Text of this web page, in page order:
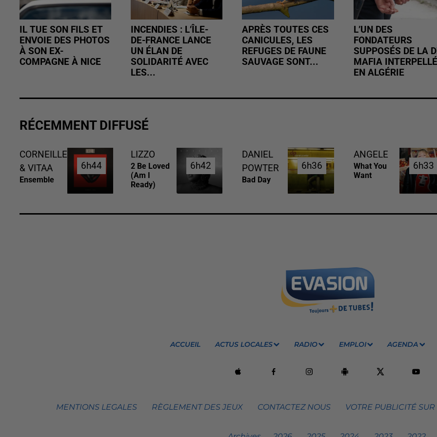
IL TUE SON FILS ET
ENVOIE DES PHOTOS
À SON EX-
COMPAGNE À NICE
INCENDIES : L’ÎLE-
DE-FRANCE LANCE
UN ÉLAN DE
SOLIDARITÉ AVEC
LES...
APRÈS TOUTES CES
CANICULES, LES
REFUGES DE FAUNE
SAUVAGE SONT...
L’UN DES
FONDATEURS
SUPPOSÉS DE LA
MAFIA INTERPELLÉ
EN ALGÉRIE
RÉCEMMENT DIFFUSÉ
CORNEILLE
& VITAA
Ensemble
6h44
6h44
LIZZO
2 Be Loved
(am I
Ready)
6h42
6h42
DANIEL
POWTER
Bad Day
6h36
6h36
ANGELE
What You
Want
6h33
6h33
ACCUEIL ACTUS LOCALES RADIO EMPLOI AGENDA
MENTIONS LEGALES RÈGLEMENT DES JEUX CONTACTEZ NOUS VOTRE PUBLICITÉ